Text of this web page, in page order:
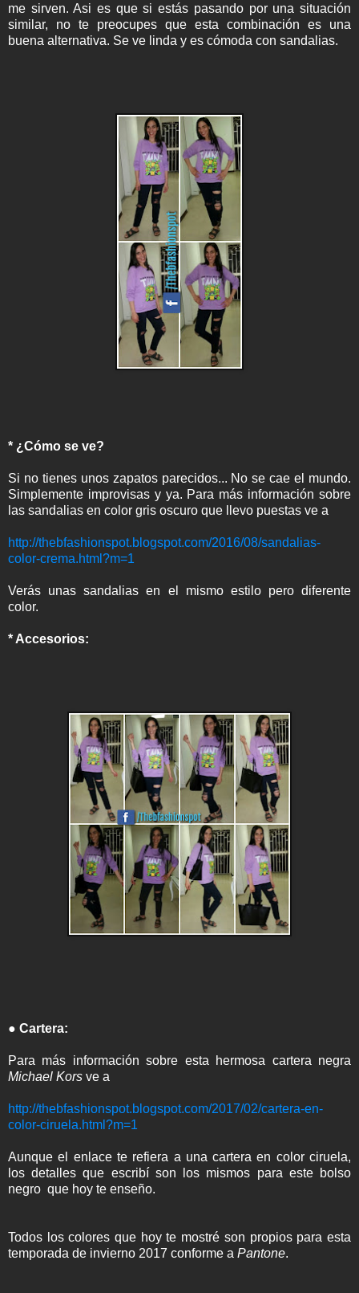
me sirven. Asi es que si estás pasando por una situación
similar, no te preocupes que esta combinación es una
buena alternativa. Se ve linda y es cómoda con sandalias.
* ¿Cómo se ve?
Si no tienes unos zapatos parecidos... No se cae el mundo.
Simplemente improvisas y ya. Para más información sobre
las sandalias en color gris oscuro que llevo puestas ve a
http://thebfashionspot.blogspot.com/2016/08/sandalias-
color-crema.html?m=1
Verás unas sandalias en el mismo estilo pero diferente
color.
* Accesorios:
● Cartera:
Para más información sobre esta hermosa cartera negra
Michael Kors ve a
http://thebfashionspot.blogspot.com/2017/02/cartera-en-
color-ciruela.html?m=1
Aunque el enlace te refiera a una cartera en color ciruela,
los detalles que escribí son los mismos para este bolso
negro que hoy te enseño.
Todos los colores que hoy te mostré son propios para esta
temporada de invierno 2017 conforme a Pantone.